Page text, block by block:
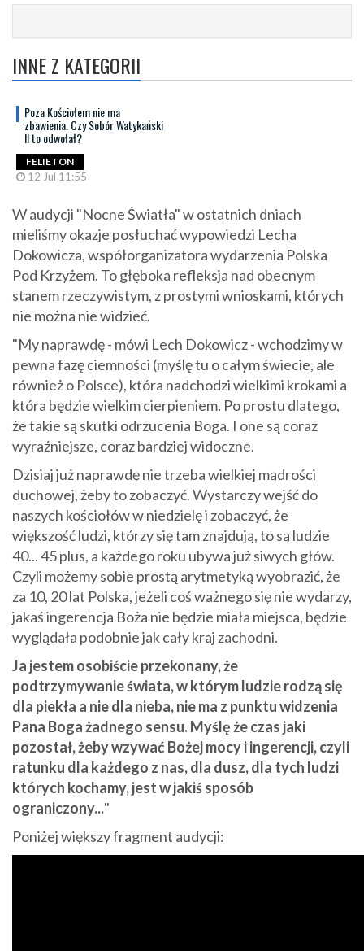
INNE Z KATEGORII
Poza Kościołem nie ma
zbawienia. Czy Sobór Watykański
II to odwołał?
FELIETON
12 Jul 11:55
W audycji "Nocne Światła" w ostatnich dniach
mieliśmy okazje posłuchać wypowiedzi Lecha
Dokowicza, współorganizatora wydarzenia Polska
Pod Krzyżem. To głęboka refleksja nad obecnym
stanem rzeczywistym, z prostymi wnioskami, których
nie można nie widzieć.
"My naprawdę - mówi Lech Dokowicz - wchodzimy w
pewna fazę ciemności (myślę tu o całym świecie, ale
również o Polsce), która nadchodzi wielkimi krokami a
która będzie wielkim cierpieniem. Po prostu dlatego,
że takie są skutki odrzucenia Boga. I one są coraz
wyraźniejsze, coraz bardziej widoczne.
Dzisiaj już naprawdę nie trzeba wielkiej mądrości
duchowej, żeby to zobaczyć. Wystarczy wejść do
naszych kościołów w niedzielę i zobaczyć, że
większość ludzi, którzy się tam znajdują, to są ludzie
40... 45 plus, a każdego roku ubywa już siwych głów.
Czyli możemy sobie prostą arytmetyką wyobrazić, że
za 10, 20 lat Polska, jeżeli coś ważnego się nie wydarzy,
jakaś ingerencja Boża nie będzie miała miejsca, będzie
wyglądała podobnie jak cały kraj zachodni.
Ja jestem osobiście przekonany, że
podtrzymywanie świata, w którym ludzie rodzą się
dla piekła a nie dla nieba, nie ma z punktu widzenia
Pana Boga żadnego sensu. Myślę że czas jaki
pozostał, żeby wzywać Bożej mocy i ingerencji, czyli
ratunku dla każdego z nas, dla dusz, dla tych ludzi
których kochamy, jest w jakiś sposób
ograniczony..."
Poniżej większy fragment audycji: